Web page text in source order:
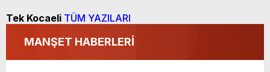
Tek Kocaeli TÜM YAZILARI
MANŞET HABERLERİ